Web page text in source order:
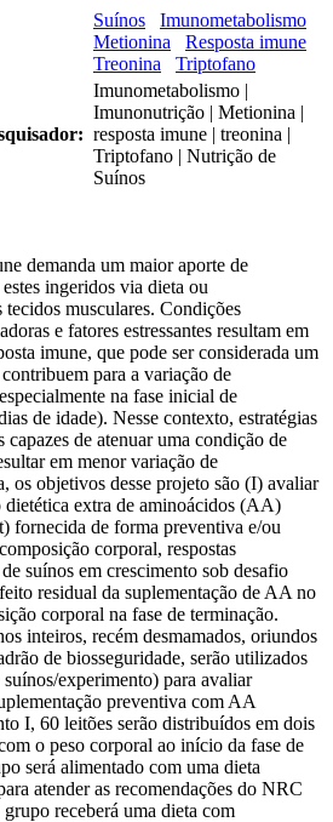
Suínos
Imunometabolismo
Metionina
Resposta imune
Treonina
Triptofano
Imunometabolismo |
Imunonutrição | Metionina |
resposta imune | treonina |
Triptofano | Nutrição de
Suínos
demanda um maior aporte de
ingeridos via dieta ou
musculares. Condições
e fatores estressantes resultam em
imune, que pode ser considerada um
para a variação de
na fase inicial de
de idade). Nesse contexto, estratégias
de atenuar uma condição de
em menor variação de
os objetivos desse projeto são (I) avaliar
dietética extra de aminoácidos (AA)
fornecida de forma preventiva e/ou
corporal, respostas
suínos em crescimento sob desafio
residual da suplementação de AA no
corporal na fase de terminação.
inteiros, recém desmamados, oriundos
de biosseguridade, serão utilizados
experimento) para avaliar
preventiva com AA
I, 60 leitões serão distribuídos em dois
o peso corporal ao início da fase de
será alimentado com uma dieta
atender as recomendações do NRC
receberá uma dieta com